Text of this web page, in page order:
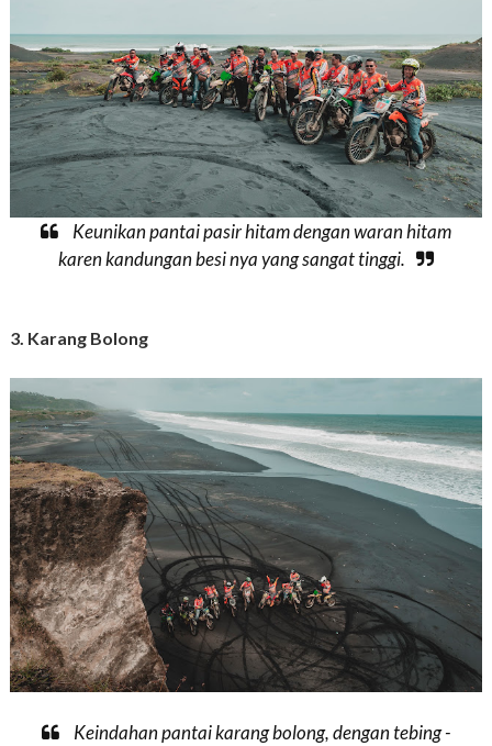
Keunikan pantai pasir hitam dengan waran hitam
karen kandungan besi nya yang sangat tinggi.
3. Karang Bolong
Keindahan pantai karang bolong, dengan tebing -